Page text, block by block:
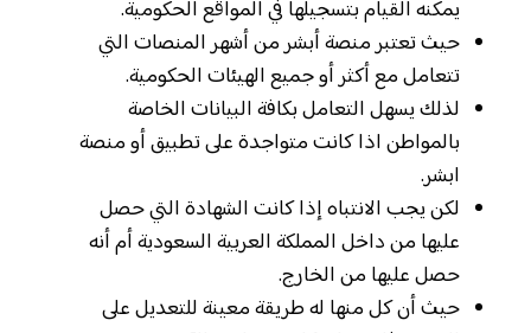
يمكنه القيام بتسجيلها في المواقع الحكومية.
حيث تعتبر منصة أبشر من أشهر المنصات التي
تتعامل مع أكثر أو جميع الهيئات الحكومية.
لذلك يسهل التعامل بكافة البيانات الخاصة
بالمواطن اذا كانت متواجدة على تطبيق أو منصة
ابشر.
لكن يجب الانتباه إذا كانت الشهادة التي حصل
عليها من داخل المملكة العربية السعودية أم أنه
حصل عليها من الخارج.
حيث أن كل منها له طريقة معينة للتعديل على